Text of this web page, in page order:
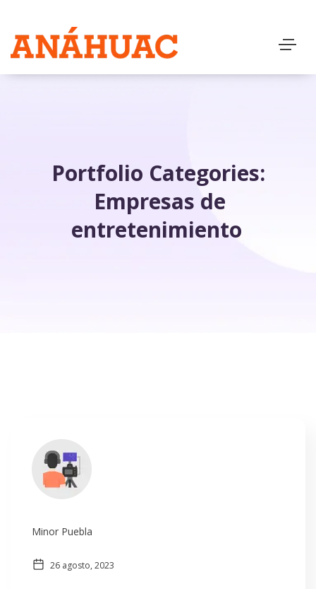
Portfolio Categories:
Empresas de
entretenimiento
Minor Puebla
26 agosto, 2023